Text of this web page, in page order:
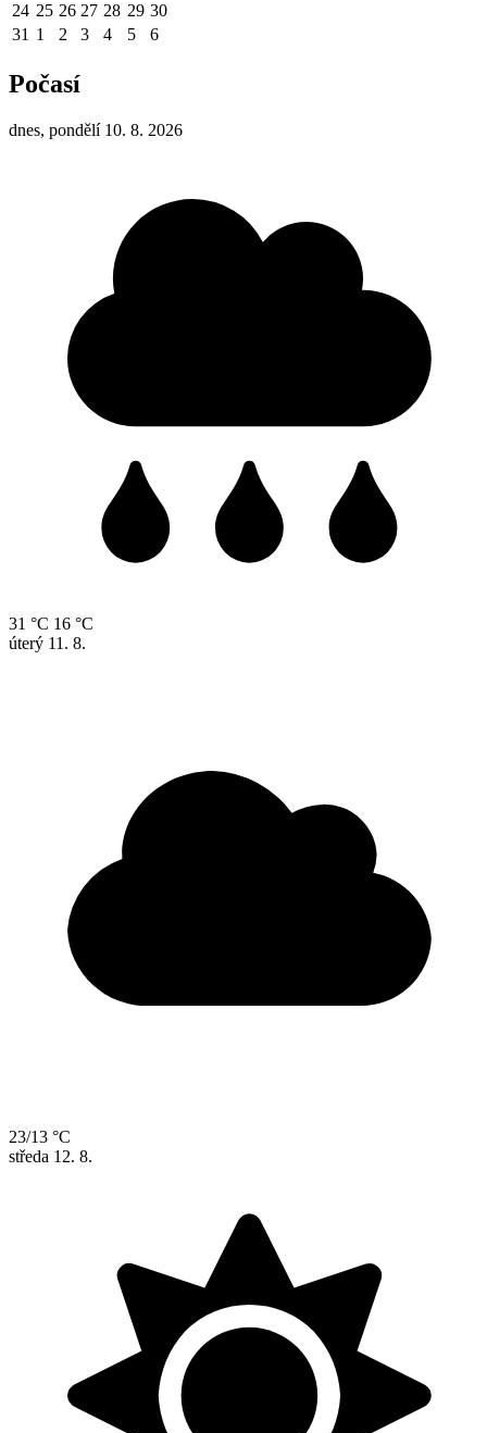
24 25 26 27 28 29 30
31 1 2 3 4 5 6
Počasí
dnes, pondělí 10. 8. 2026
31 °C 16 °C
úterý 11. 8.
23/13 °C
středa 12. 8.